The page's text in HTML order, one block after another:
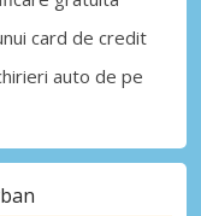
card de credit
auto de pe